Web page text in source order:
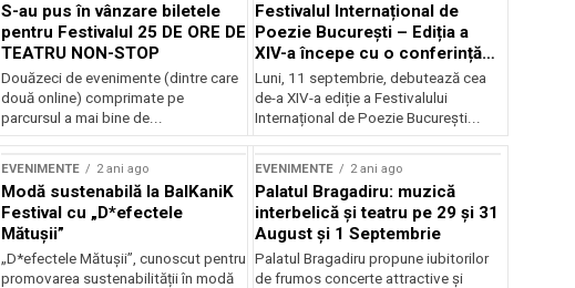
S-au pus în vânzare biletele
pentru Festivalul 25 DE ORE DE
TEATRU NON-STOP
Douăzeci de evenimente (dintre care
două online) comprimate pe
parcursul a mai bine de...
Festivalul Internațional de
Poezie București – Ediția a
XIV-a începe cu o conferință
despre limba română
susținută de Marco Lucchesi
Luni, 11 septembrie, debutează cea
de-a XIV-a ediție a Festivalului
Internațional de Poezie București...
EVENIMENTE 2 ani ago
Modă sustenabilă la BalKaniK
Festival cu „D*efectele
Mătușii”
„D*efectele Mătușii”, cunoscut pentru
promovarea sustenabilității în modă
EVENIMENTE 2 ani ago
Palatul Bragadiru: muzică
interbelică şi teatru pe 29 şi 31
August şi 1 Septembrie
Palatul Bragadiru propune iubitorilor
de frumos concerte attractive şi